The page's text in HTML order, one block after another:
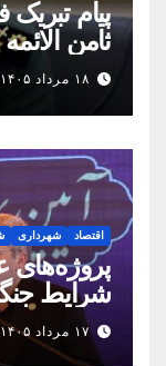
پیام
ثامن
مناسبت
۱۸ مرداد ۱۴۰۵
اقتصاد شهرداری
پروژه‌های
رسید
۱۷ مرداد ۱۴۰۵